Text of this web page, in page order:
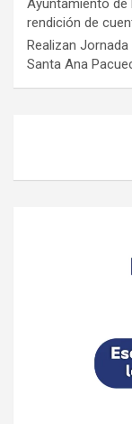
Ayuntamiento
rendición de
Realizan
Santa Ana